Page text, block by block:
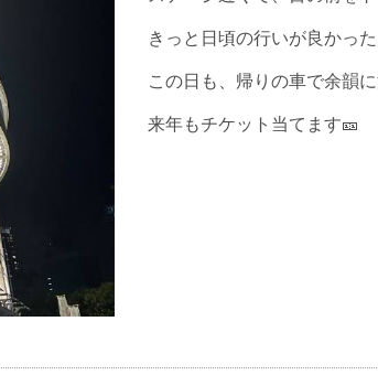
きっと日頃の行いが良かった
この日も、帰りの車で余韻
来年もチケット当てます🎫